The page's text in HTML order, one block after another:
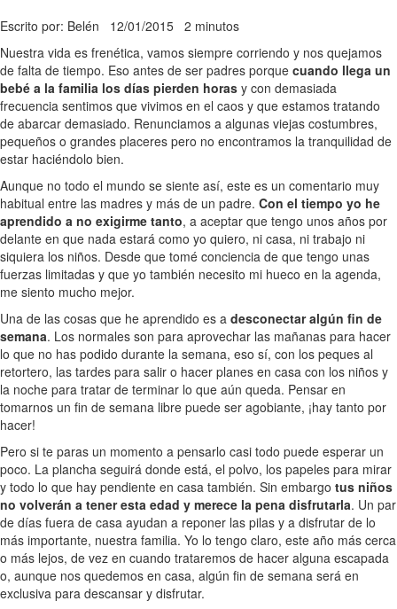
Escrito por: Belén 12/01/2015 2 minutos
Nuestra vida es frenética, vamos siempre corriendo y nos quejamos
de falta de tiempo. Eso antes de ser padres porque cuando llega un
bebé a la familia los días pierden horas y con demasiada
frecuencia sentimos que vivimos en el caos y que estamos tratando
de abarcar demasiado. Renunciamos a algunas viejas costumbres,
pequeños o grandes placeres pero no encontramos la tranquilidad de
estar haciéndolo bien.
Aunque no todo el mundo se siente así, este es un comentario muy
habitual entre las madres y más de un padre. Con el tiempo yo he
aprendido a no exigirme tanto, a aceptar que tengo unos años por
delante en que nada estará como yo quiero, ni casa, ni trabajo ni
siquiera los niños. Desde que tomé conciencia de que tengo unas
fuerzas limitadas y que yo también necesito mi hueco en la agenda,
me siento mucho mejor.
Una de las cosas que he aprendido es a desconectar algún fin de
semana. Los normales son para aprovechar las mañanas para hacer
lo que no has podido durante la semana, eso sí, con los peques al
retortero, las tardes para salir o hacer planes en casa con los niños y
la noche para tratar de terminar lo que aún queda. Pensar en
tomarnos un fin de semana libre puede ser agobiante, ¡hay tanto por
hacer!
Pero si te paras un momento a pensarlo casi todo puede esperar un
poco. La plancha seguirá donde está, el polvo, los papeles para mirar
y todo lo que hay pendiente en casa también. Sin embargo tus niños
no volverán a tener esta edad y merece la pena disfrutarla. Un par
de días fuera de casa ayudan a reponer las pilas y a disfrutar de lo
más importante, nuestra familia. Yo lo tengo claro, este año más cerca
o más lejos, de vez en cuando trataremos de hacer alguna escapada
o, aunque nos quedemos en casa, algún fin de semana será en
exclusiva para descansar y disfrutar.